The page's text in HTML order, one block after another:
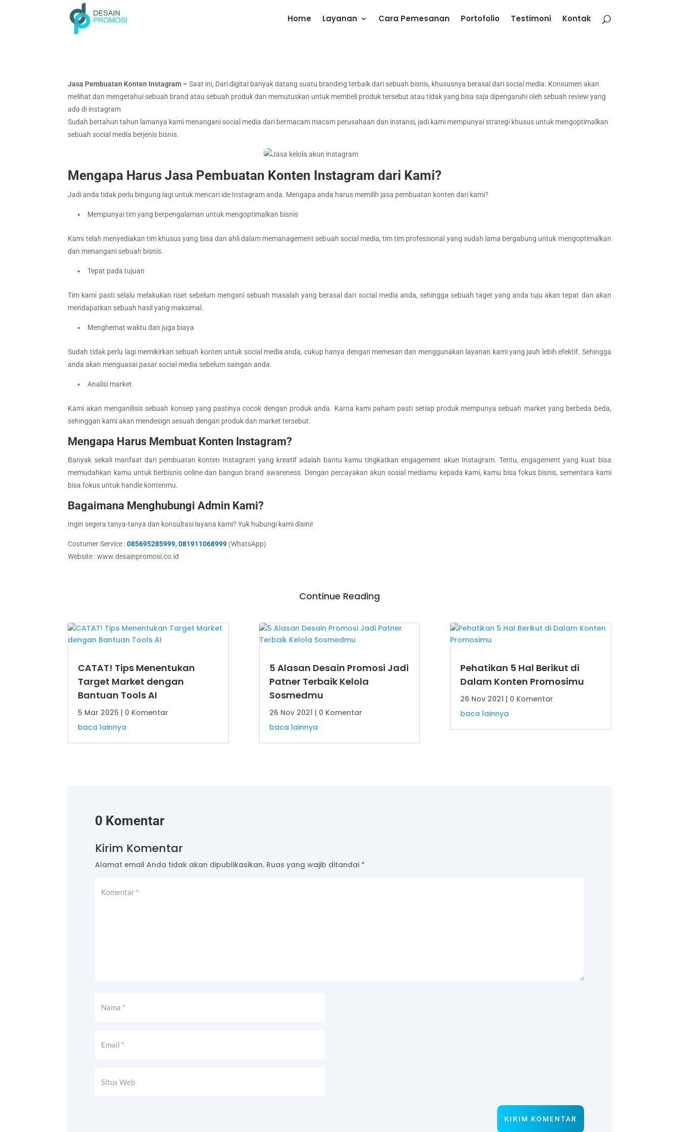
Home Layanan Cara Pemesanan Portofolio Testimoni Kontak
Jasa Pembuatan Konten Instagram –Saat ini, Dari digital banyak datang suatu branding terbaik dari sebuah bisnis, khususnya berasal dari social media. Konsumen akan
melihat dan mengetahui sebuah brand atau sebuah produk dan memutuskan untuk membeli produk tersebut atau tidak yang bisa saja dipengaruhi oleh sebuah review yang
ada di instagram
Sudah bertahun tahun lamanya kami menangani social media dari bermacam macam perusahaan dan instansi, jadi kami mempunyai strategi khusus untuk mengoptimalkan
sebuah social media berjenis bisnis.
Mengapa Harus Jasa Pembuatan Konten Instagram dari Kami?
Jadi anda tidak perlu bingung lagi untuk mencari ide Instagram anda. Mengapa anda harus memilih jasa pembuatan konten dari kami?
Mempunyai tim yang berpengalaman untuk mengoptimalkan bisnis
Kami telah menyediakan tim khusus yang bisa dan ahli dalam memanagement sebuah social media, tim tim professional yang sudah lama bergabung untuk mengoptimalkan
dan menangani sebuah bisnis.
Tepat pada tujuan
Tim kami pasti selalu melakukan riset sebelum mengani sebuah masalah yang berasal dari social media anda, sehingga sebuah taget yang anda tuju akan tepat dan akan
mendapatkan sebuah hasil yang maksimal.
Menghemat waktu dan juga biaya
Sudah tidak perlu lagi memikirkan sebuah konten untuk social media anda, cukup hanya dengan memesan dan menggunakan layanan kami yang jauh lebih efektif. Sehingga
anda akan menguasai pasar social media sebelum saingan anda.
Analisi market
Kami akan menganilisis sebuah konsep yang pastinya cocok dengan produk anda. Karna kami paham pasti setiap produk mempunya sebuah market yang berbeda beda,
sehinggan kami akan mendesign sesuah dengan produk dan market tersebut.
Mengapa Harus Membuat Konten Instagram?
Banyak sekali manfaat dari pembuatan konten Instagram yang kreatif adalah bantu kamu tingkatkan engagement akun Instagram. Tentu, engagement yang kuat bisa
memudahkan kamu untuk berbisnis online dan bangun brand awareness. Dengan percayakan akun sosial mediamu kepada kami, kamu bisa fokus bisnis, sementara kami
bisa fokus untuk handle kontenmu.
Bagaimana Menghubungi Admin Kami?
Ingin segera tanya-tanya dan konsultasi layana kami? Yuk hubungi kami disini!
Costumer Service :085695285999,081911068999 (WhatsApp)
Website : www.desainpromosi.co.id
Continue Reading
CATAT! Tips Menentukan
Target Market dengan
Bantuan Tools AI
5 Mar 2025 | 0 Komentar
baca lainnya
5 Alasan Desain Promosi Jadi
Patner Terbaik Kelola
Sosmedmu
26 Nov 2021 | 0 Komentar
baca lainnya
Pehatikan 5 Hal Berikut di
Dalam Konten Promosimu
26 Nov 2021 | 0 Komentar
baca lainnya
0 Komentar
Kirim Komentar
Alamat email Anda tidak akan dipublikasikan. Ruas yang wajib ditandai *
KIRIM KOMENTAR